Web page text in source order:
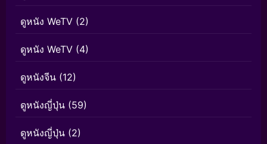
ดูหนัง WeTV (2)
ดูหนัง WeTV (4)
ดูหนังจีน (12)
ดูหนังญี่ปุ่น (59)
ดูหนังญี่ปุ่น (2)